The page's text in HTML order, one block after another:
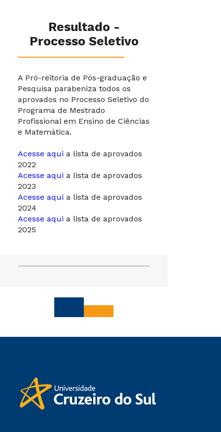
Resultado -
Processo Seletivo
A Pró-reitoria de Pós-graduação e
Pesquisa parabeniza todos os
aprovados no Processo Seletivo do
Programa de Mestrado
Profissional em Ensino de Ciências
e Matemática.
Acesse aqui a lista de aprovados
2022
Acesse aqui a lista de aprovados
2023
Acesse aqui a lista de aprovados
2024
Acesse aqui a lista de aprovados
2025